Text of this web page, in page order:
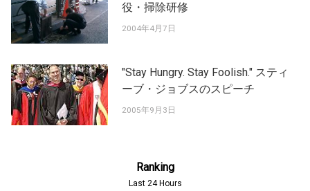
役・掃除研修
2004年4月7日
"Stay Hungry. Stay Foolish." スティ
ーブ・ジョブスのスピーチ
2005年9月3日
Ranking
Last 24 Hours